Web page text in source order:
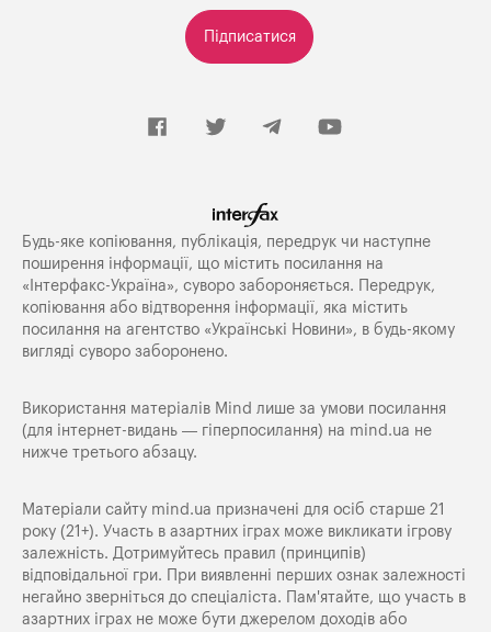
Підписатися
Будь-яке копiювання, публiкацiя, передрук чи наступне
поширення iнформацiї, що мiстить посилання на
«Iнтерфакс-Україна», суворо забороняється. Передрук,
копіювання або відтворення інформації, яка містить
посилання на агентство «Українські Новини», в будь-якому
вигляді суворо заборонено.
Використання матеріалів Mind лише за умови посилання
(для інтернет-видань — гіперпосилання) на mind.ua не
нижче третього абзацу.
Матеріали сайту mind.ua призначені для осіб старше 21
року (21+). Участь в азартних іграх може викликати ігрову
залежність. Дотримуйтесь правил (принципів)
відповідальної гри. При виявленні перших ознак залежності
негайно зверніться до спеціаліста. Пам'ятайте, що участь в
азартних іграх не може бути джерелом доходів або